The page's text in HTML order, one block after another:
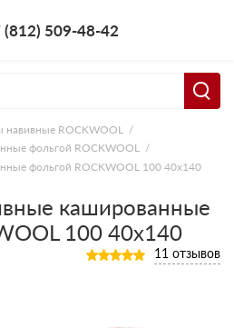
(812) 509-48-42
навивные ROCKWOOL
фольгой ROCKWOOL
фольгой ROCKWOOL 100 40х140
кашированные
100 40х140
11 отзывов